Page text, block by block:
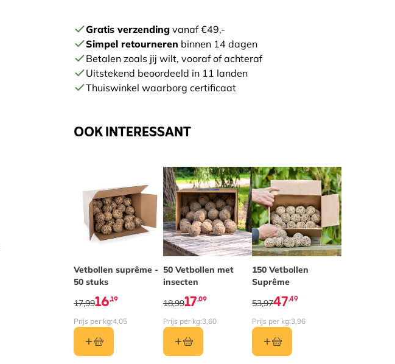
Gratis verzending vanaf €49,-
Simpel retourneren binnen 14 dagen
Betalen zoals jij wilt, vooraf of achteraf
Uitstekend beoordeeld in 11 landen
Thuiswinkel waarborg certificaat
OOK INTERESSANT
Vetbollen suprême -
50 stuks
16,19
17,99
Prijs per kg:4,05
50 Vetbollen met
insecten
17,09
18,99
Prijs per kg:3,60
150 Vetbollen
Suprême
De prijs is afhankelijk van de
53,9747,49
Prijs per kg:3,96